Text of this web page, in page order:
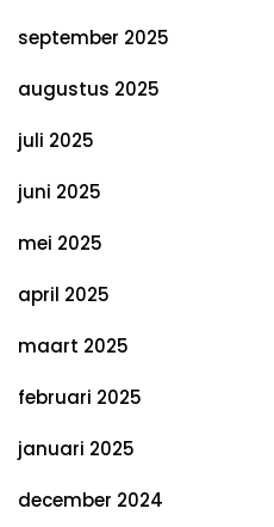
september 2025
augustus 2025
juli 2025
juni 2025
mei 2025
april 2025
maart 2025
februari 2025
januari 2025
december 2024